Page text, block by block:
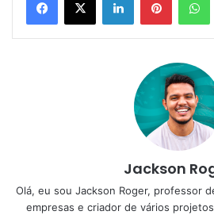
Jackson
Olá, eu sou Jackson Roger, professor
empresas e criador de vários